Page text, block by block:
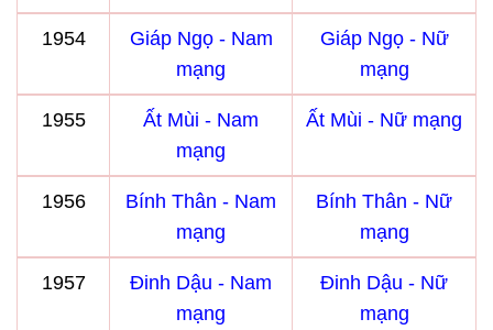
1954
Giáp Ngọ - Nam
mạng
Giáp Ngọ - Nữ
mạng
1955
Ất Mùi - Nam
mạng
Ất Mùi - Nữ mạng
1956
Bính Thân - Nam
mạng
Bính Thân - Nữ
mạng
1957
Đinh Dậu - Nam
mạng
Đinh Dậu - Nữ
mạng